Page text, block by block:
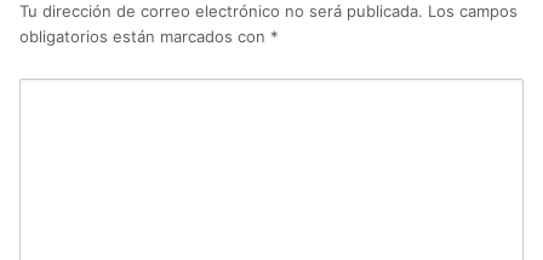
Tu dirección de correo electrónico no será publicada. Los campos
obligatorios están marcados con *